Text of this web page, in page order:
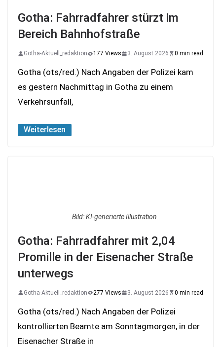
Gotha: Fahrradfahrer stürzt im
Bereich Bahnhofstraße
Gotha-Aktuell_redaktion 177 Views 3. August 2026 0 min read
Gotha (ots/red.) Nach Angaben der Polizei kam
es gestern Nachmittag in Gotha zu einem
Verkehrsunfall,
Weiterlesen
Bild: KI-generierte Illustration
Gotha: Fahrradfahrer mit 2,04
Promille in der Eisenacher Straße
unterwegs
Gotha-Aktuell_redaktion 277 Views 3. August 2026 0 min read
Gotha (ots/red.) Nach Angaben der Polizei
kontrollierten Beamte am Sonntagmorgen, in der
Eisenacher Straße in